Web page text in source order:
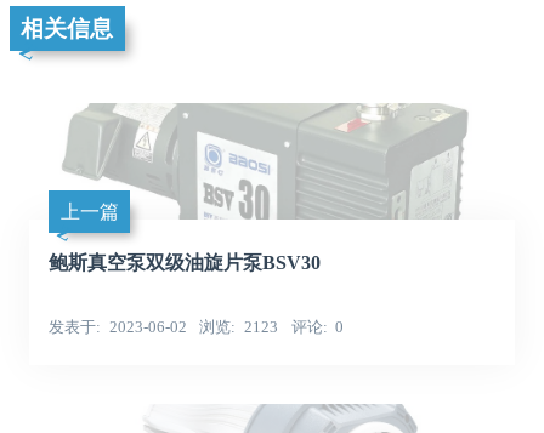
相关信息
上一篇
鲍斯真空泵双级油旋片泵BSV30
发表于 2023-06-02 浏览 2123 评论 0